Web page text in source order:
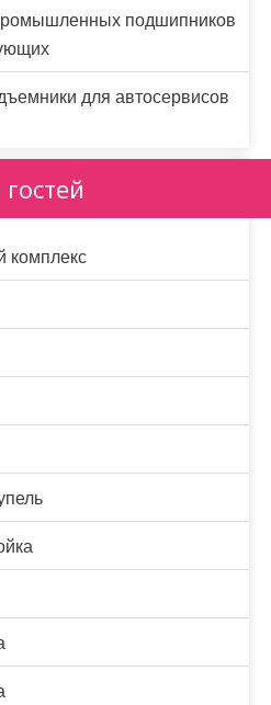
подшипников
для автосервисов
комплекс